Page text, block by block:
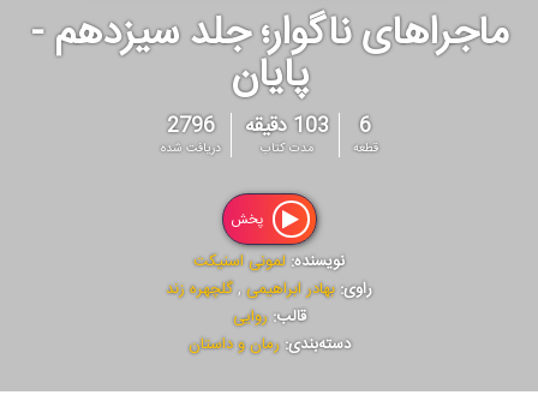
ماجراهای ناگوار؛ جلد سیزدهم -
پایان
6
قطعه
103 دقیقه
مدت کتاب
2796
دریافت شده
پخش
نویسنده: لمونی اسنیکت
راوی: بهادر ابراهیمی ,گلچهره زند
قالب: روایی
دسته‌بندی: رمان و داستان